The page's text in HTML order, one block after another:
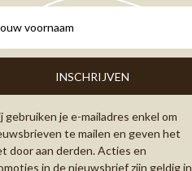
gebruiken je e-mailadres enkel om
te mailen en geven het
door aan derden. Acties en
in de nieuwsbrief zijn geldig in